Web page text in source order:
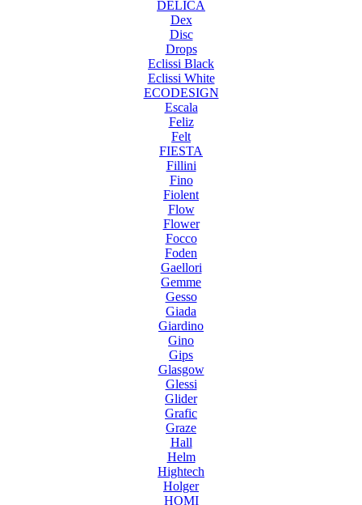
DELICA
Dex
Disc
Drops
Eclissi Black
Eclissi White
ECODESIGN
Escala
Feliz
Felt
FIESTA
Fillini
Fino
Fiolent
Flow
Flower
Focco
Foden
Gaellori
Gemme
Gesso
Giada
Giardino
Gino
Gips
Glasgow
Glessi
Glider
Grafic
Graze
Hall
Helm
Hightech
Holger
HOMI